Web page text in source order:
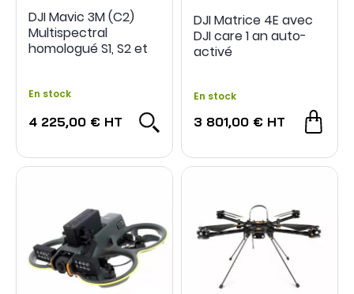
DJI Mavic 3M (C2)
Multispectral
homologué S1, S2 et
En stock
4 225,00 € HT
DJI Matrice 4E avec
DJI care 1 an auto-
activé
En stock
3 801,00 € HT